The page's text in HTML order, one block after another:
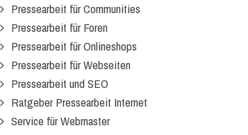
Pressearbeit für Communities
Pressearbeit für Foren
Pressearbeit für Onlineshops
Pressearbeit für Webseiten
Pressearbeit und SEO
Ratgeber Pressearbeit Internet
Service für Webmaster